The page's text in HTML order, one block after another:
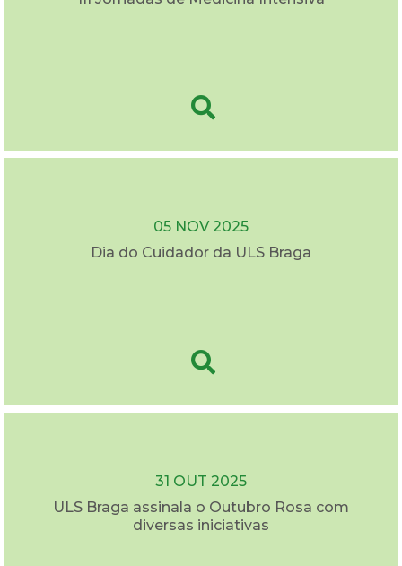
05 NOV 2025
Dia do Cuidador da ULS Braga
31 OUT 2025
ULS Braga assinala o Outubro Rosa com
diversas iniciativas